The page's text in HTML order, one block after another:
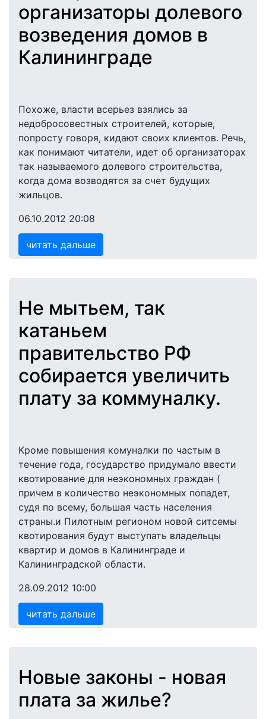
организаторы долевого
возведения домов в
Калининграде
Похоже, власти всерьез взялись за
недобросовестных строителей, которые,
попросту говоря, кидают своих клиентов. Речь,
как понимают читатели, идет об организаторах
так называемого долевого строительства,
когда дома возводятся за счет будущих
жильцов.
06.10.2012 20:08
читать дальше
Не мытьем, так
катаньем
правительство РФ
собирается увеличить
плату за коммуналку.
Кроме повышения комуналки по частым в
течение года, государство придумало ввести
квотирование для неэкономных граждан (
причем в количество неэкономных попадет,
судя по всему, большая часть населения
страны.и Пилотным регионом новой ситсемы
квотирования будут выступать владельцы
квартир и домов в Калининграде и
Калининградской области.
28.09.2012 10:00
читать дальше
Новые законы - новая
плата за жилье?